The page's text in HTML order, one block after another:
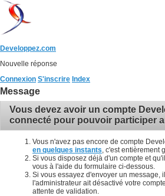
Developpez.com
Nouvelle réponse
Connexion S'inscrire Index
Message
Vous devez avoir un compte
connecté pour pouvoir participer
Vous n'avez pas encore de compte
en quelques instants , c'est entièrement
Si vous disposez déjà d'un compte et
vous à l'aide du formulaire ci-dessous.
Si vous essayez d'envoyer un message,
l'administrateur ait désactivé votre
attente de validation.